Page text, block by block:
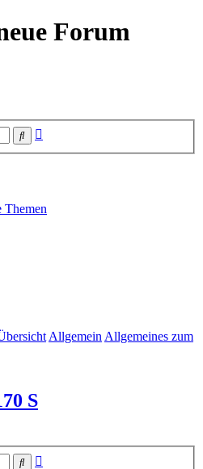
Forum
Suche
Themen
AllgemeinAllgemeines zum
S
Suche